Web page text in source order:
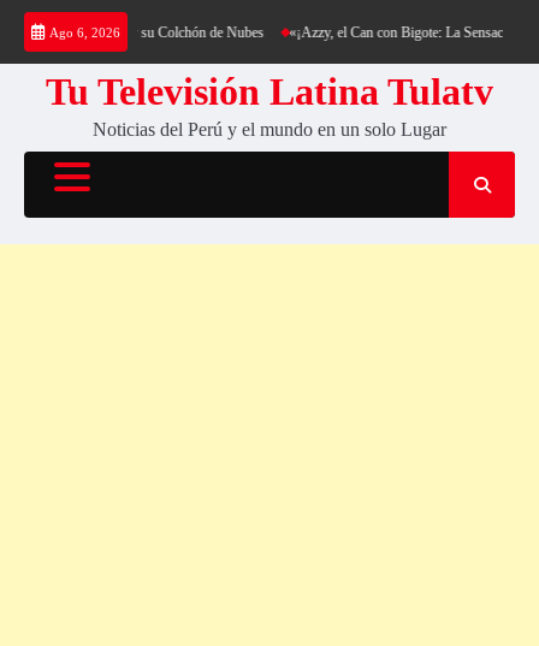
Saltar
contenido
Ago 6, 2026
Cantería y su Colchón de Nubes «¡Azzy, el Can con Bigote: La Sensación Peluda
Tu Televisión Latina Tulatv
Noticias del Perú y el mundo en un solo Lugar